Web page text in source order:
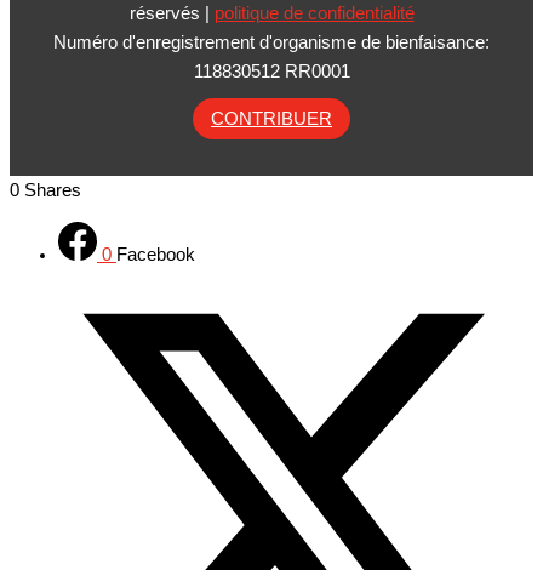
réservés | politique de confidentialité
Numéro d'enregistrement d'organisme de bienfaisance:
118830512 RR0001
CONTRIBUER
0 Shares
0 Facebook